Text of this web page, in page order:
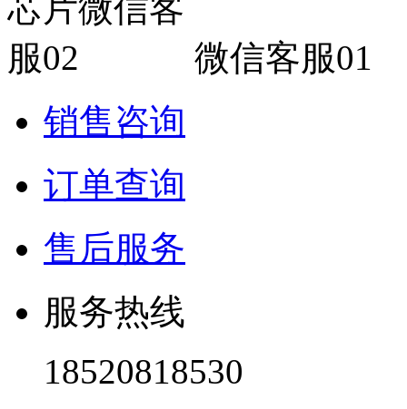
微信客服01
销售咨询
订单查询
售后服务
服务热线
18520818530